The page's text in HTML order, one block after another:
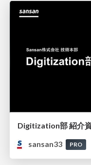
Digitization部 紹介
sansan33
PRO